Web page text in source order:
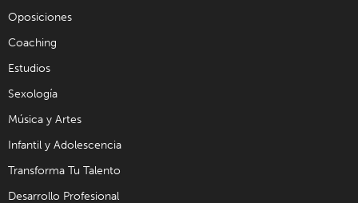
Oposiciones
Coaching
Estudios
Sexología
Música y Artes
Infantil y Adolescencia
Transforma Tu Talento
Desarrollo Profesional